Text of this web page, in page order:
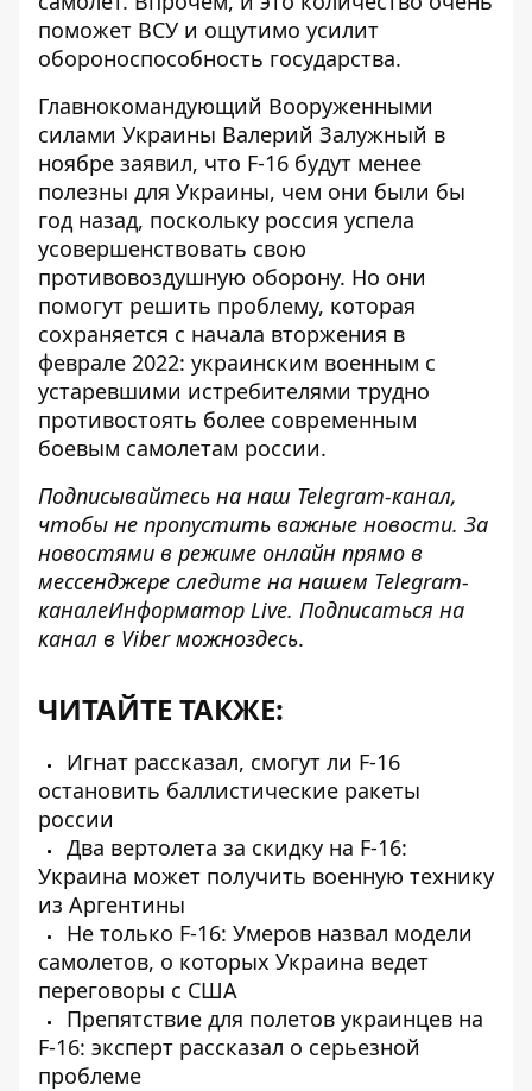
поможет ВСУ и ощутимо усилит
обороноспособность государства.
Главнокомандующий Вооруженными
силами Украины Валерий Залужный в
ноябре заявил, что F-16 будут менее
полезны для Украины, чем они были бы
год назад, поскольку россия успела
усовершенствовать свою
противовоздушную оборону. Но они
помогут решить проблему, которая
сохраняется с начала вторжения в
феврале 2022: украинским военным с
устаревшими истребителями трудно
противостоять более современным
боевым самолетам россии.
Подписывайтесь на наш Telegram-канал,
чтобы не пропустить важные новости. За
новостями в режиме онлайн прямо в
мессенджере следите на нашем Telegram-
каналеИнформатор Live. Подписаться на
канал в Viber можноздесь.
ЧИТАЙТЕ ТАКЖЕ:
Игнат рассказал, смогут ли F-16
остановить баллистические ракеты
россии
Два вертолета за скидку на F-16:
Украина может получить военную технику
из Аргентины
Не только F-16: Умеров назвал модели
самолетов, о которых Украина ведет
переговоры с США
Препятствие для полетов украинцев на
F-16: эксперт рассказал о серьезной
проблеме